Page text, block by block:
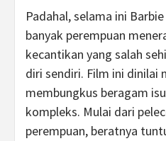
Padahal, selama ini
banyak perempuan
kecantikan yang salah
diri sendiri. Film ini dinilai
membungkus beragam
kompleks. Mulai dari
perempuan, beratnya